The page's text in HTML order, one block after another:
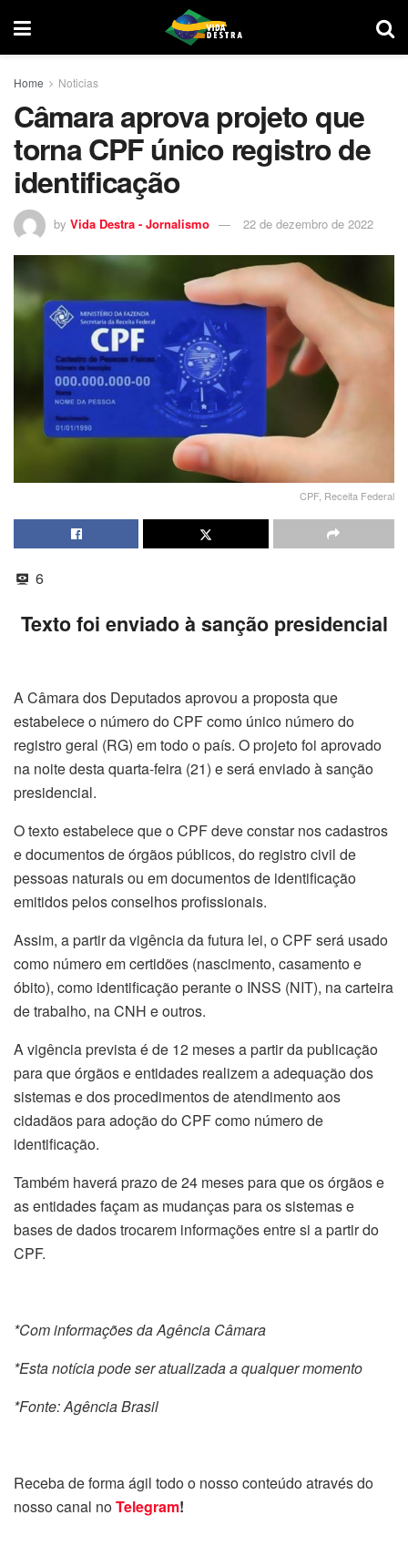
Home Noticias
Câmara aprova projeto que
torna CPF único registro de
identificação
by Vida Destra - Jornalismo 22 de dezembro de 2022
CPF, Receita Federal
6
Texto foi enviado à sanção presidencial
A Câmara dos Deputados aprovou a proposta que
estabelece o número do CPF como único número do
registro geral (RG) em todo o país. O projeto foi aprovado
na noite desta quarta-feira (21) e será enviado à sanção
presidencial.
O texto estabelece que o CPF deve constar nos cadastros
e documentos de órgãos públicos, do registro civil de
pessoas naturais ou em documentos de identificação
emitidos pelos conselhos profissionais.
Assim, a partir da vigência da futura lei, o CPF será usado
como número em certidões (nascimento, casamento e
óbito), como identificação perante o INSS (NIT), na carteira
de trabalho, na CNH e outros.
A vigência prevista é de 12 meses a partir da publicação
para que órgãos e entidades realizem a adequação dos
sistemas e dos procedimentos de atendimento aos
cidadãos para adoção do CPF como número de
identificação.
Também haverá prazo de 24 meses para que os órgãos e
as entidades façam as mudanças para os sistemas e
bases de dados trocarem informações entre si a partir do
CPF.
*Com informações da Agência Câmara
*Esta notícia pode ser atualizada a qualquer momento
*Fonte: Agência Brasil
Receba de forma ágil todo o nosso conteúdo através do
nosso canal noTelegram!